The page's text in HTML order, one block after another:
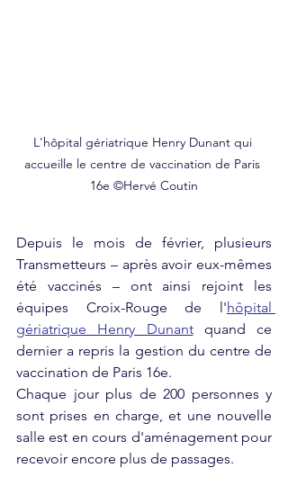
L'hôpital gériatrique Henry Dunant qui
accueille le centre de vaccination de Paris
16e ©Hervé Coutin
Depuis le mois de février, plusieurs
Transmetteurs – après avoir eux-mêmes
été vaccinés – ont ainsi rejoint les
équipes Croix-Rouge de l'hôpital
gériatrique Henry Dunant quand ce
dernier a repris la gestion du centre de
vaccination de Paris 16e.
Chaque jour plus de 200 personnes y
sont prises en charge, et une nouvelle
salle est en cours d'aménagement pour
recevoir encore plus de passages.